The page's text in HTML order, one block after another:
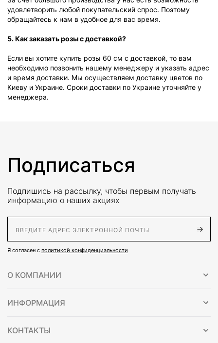
удовлетворить любой покупательский спрос. Поэтому
обращайтесь к нам в удобное для вас время.
5. Как заказать розы с доставкой?
Если вы хотите купить розы 60 см с доставкой, то вам
необходимо позвонить нашему менеджеру и указать адрес
и время доставки. Мы осуществляем доставку цветов по
Киеву и Украине. Сроки доставки по Украине уточняйте у
менеджера.
Подписаться
Подпишись на рассылку, чтобы первым получать
информацию о наших акциях
Я согласен с политикой конфиденциальности
О КОМПАНИИ
ИНФОРМАЦИЯ
КОНТАКТЫ